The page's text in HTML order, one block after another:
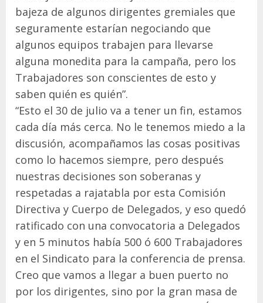
bajeza de algunos dirigentes gremiales que
seguramente estarían negociando que
algunos equipos trabajen para llevarse
alguna monedita para la campaña, pero los
Trabajadores son conscientes de esto y
saben quién es quién”.
“Esto el 30 de julio va a tener un fin, estamos
cada día más cerca. No le tenemos miedo a la
discusión, acompañamos las cosas positivas
como lo hacemos siempre, pero después
nuestras decisiones son soberanas y
respetadas a rajatabla por esta Comisión
Directiva y Cuerpo de Delegados, y eso quedó
ratificado con una convocatoria a Delegados
y en 5 minutos había 500 ó 600 Trabajadores
en el Sindicato para la conferencia de prensa.
Creo que vamos a llegar a buen puerto no
por los dirigentes, sino por la gran masa de